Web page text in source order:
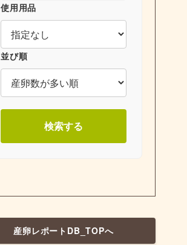
使用用品
並び順
検索する
産卵レポートDB_TOPへ